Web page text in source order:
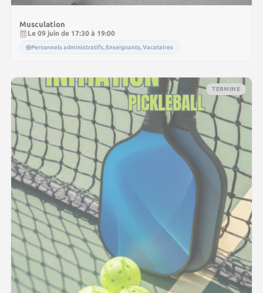
Musculation
Le 09 juin de 17:30 à 19:00
Personnels administratifs, Enseignants, Vacataires
TERMINE